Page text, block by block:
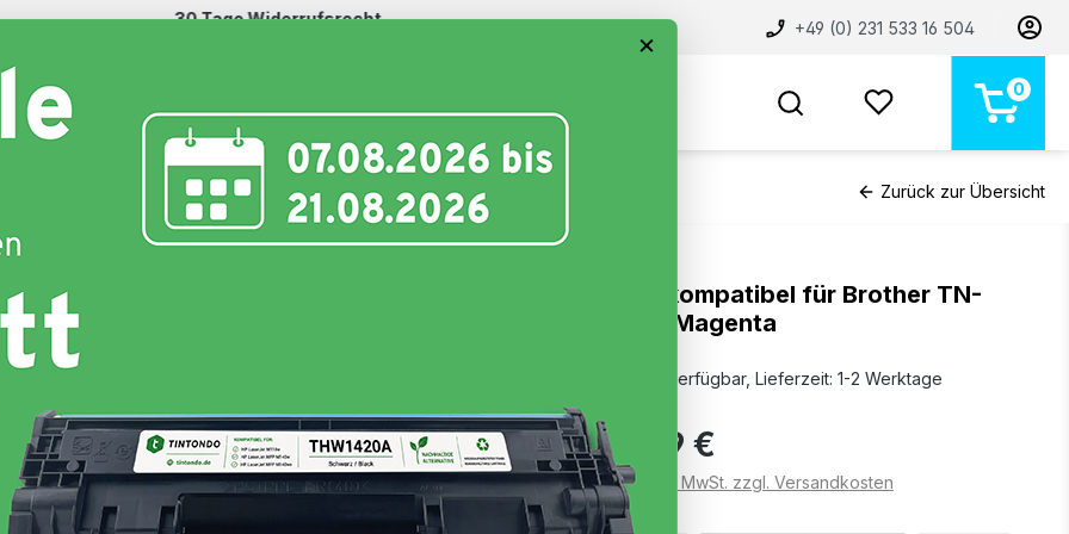
30 Tage Widerrufsrecht +49 (0) 231 533 16 504
0
Toner
Zurück zur Übersicht
Hersteller :
Grundpreis:
Produkttyp:
Weitere Variationen:
24,99 €
inkl. 19% MwSt. Versand
Toner kompatibel für Brother TN-
248XL Magenta
Sofort verfügbar, Lieferzeit: 1-2 Werktage
24,99 €
Preise inkl. MwSt. zzgl. Versandkosten
STORE
×